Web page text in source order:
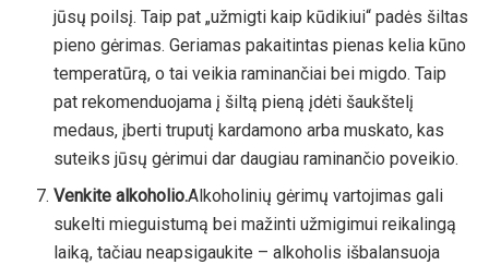
jūsų poilsį. Taip pat „užmigti kaip kūdikiui“ padės šiltas
pieno gėrimas. Geriamas pakaitintas pienas kelia kūno
temperatūrą, o tai veikia raminančiai bei migdo. Taip
pat rekomenduojama į šiltą pieną įdėti šaukštelį
medaus, įberti truputį kardamono arba muskato, kas
suteiks jūsų gėrimui dar daugiau raminančio poveikio.
Venkite alkoholio.Alkoholinių gėrimų vartojimas gali
sukelti mieguistumą bei mažinti užmigimui reikalingą
laiką, tačiau neapsigaukite – alkoholis išbalansuoja